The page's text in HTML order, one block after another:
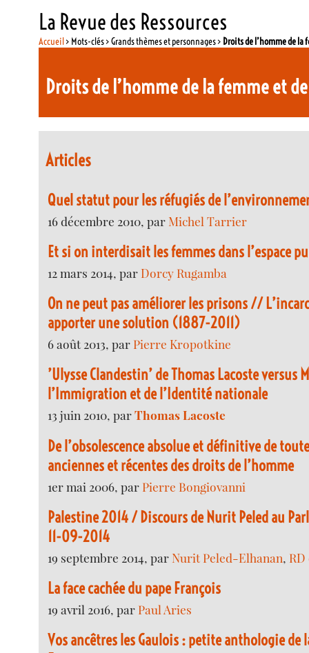
La Revue des Ressources
Accueil> Mots-clés > Grands thèmes et personnages > Droits de l’homme de la
Droits de l’homme de la femme et
Articles
Quel statut pour les réfugiés de
16 décembre 2010, parMichel Tarrier
Et si on interdisait les femmes dans l’espace
12 mars 2014, parDorcy Rugamba
On ne peut pas améliorer les prisons //
apporter une solution (1887-2011)
6 août 2013, par Pierre Kropotkine
’Ulysse Clandestin’ de Thomas Lacoste versus
l’Immigration et de l’Identité nationale
13 juin 2010, parThomas Lacoste
De l’obsolescence absolue et définitive de
anciennes et récentes des droits de l’homme
1er mai 2006, par Pierre Bongiovanni
Palestine 2014 / Discours de Nurit Peled au
11-09-2014
19 septembre 2014, parNurit Peled-Elhanan,
La face cachée du pape François
19 avril 2016, par Paul Aries
Vos ancêtres les Gaulois : petite anthologie de